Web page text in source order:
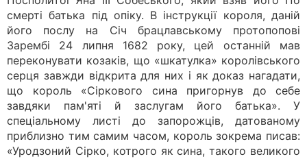
смерті батька під опіку. В інструкції короля, даній
його послу на Січ брацлавському протопопові
Зарембі 24 липня 1682 року, цей останній мав
переконувати козаків, що «шкатулка» королівського
серця завжди відкрита для них і як доказ нагадати,
що король «Сіркового сина пригорнув до себе
завдяки пам'яті й заслугам його батька». У
спеціальному листі до запорожців, датованому
приблизно тим самим часом, король зокрема писав:
«Уродзоний Сірко, котрого як сина, такого великого